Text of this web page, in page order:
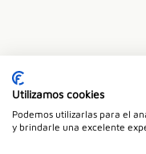
Utilizamos cookies
Podemos utilizarlas para el
y brindarle una excelente